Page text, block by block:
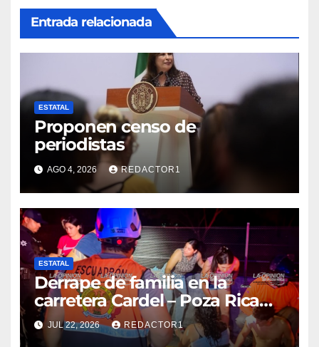
Entrada relacionada
ESTATAL
Proponen censo de
periodistas
AGO 4, 2026 REDACTOR1
ESTATAL
Derrape de familia en la
carretera Cardel – Poza Rica
reaviva críticas por tardanza
de ambulancia municipal
JUL 22, 2026 REDACTOR1